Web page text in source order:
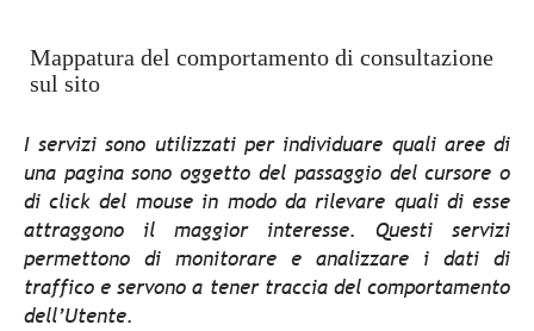
Mappatura del comportamento di consultazione
sul sito
I servizi sono utilizzati per individuare quali aree di
una pagina sono oggetto del passaggio del cursore o
di click del mouse in modo da rilevare quali di esse
attraggono il maggior interesse. Questi servizi
permettono di monitorare e analizzare i dati di
traffico e servono a tener traccia del comportamento
dell’Utente.